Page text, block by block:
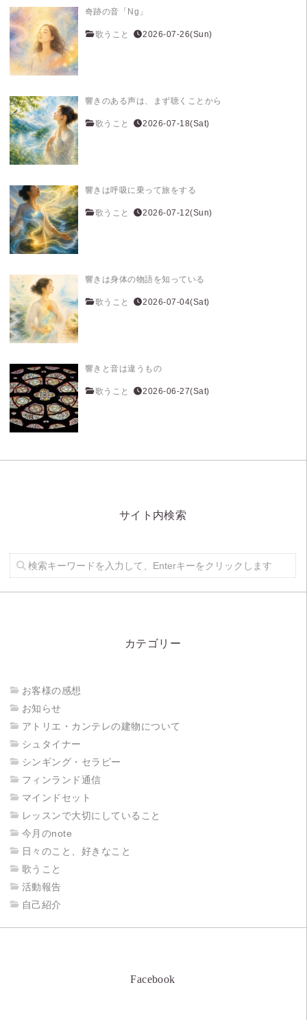
奇跡の音「Ng」
歌うこと 2026-07-26(Sun)
響きのある声は、まず聴くことから
歌うこと 2026-07-18(Sat)
響きは呼吸に乗って旅をする
歌うこと 2026-07-12(Sun)
響きは身体の物語を知っている
歌うこと 2026-07-04(Sat)
響きと音は違うもの
歌うこと 2026-06-27(Sat)
サイト内検索
カテゴリー
お客様の感想
お知らせ
アトリエ・カンテレの建物について
シュタイナー
シンギング・セラピー
フィンランド通信
マインドセット
レッスンで大切にしていること
今月のnote
日々のこと、好きなこと
歌うこと
活動報告
自己紹介
Facebook